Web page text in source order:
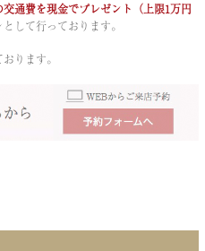
交通費を現金でプレゼント（上限1万円
して行っております。
ります。